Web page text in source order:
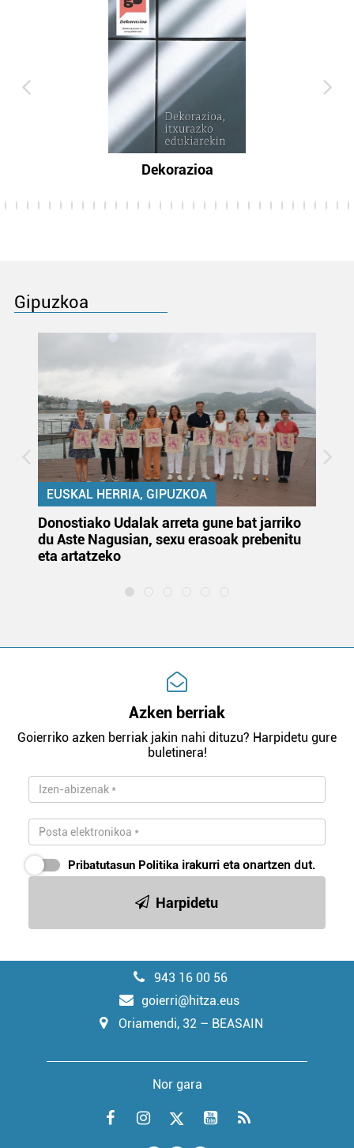
Dekorazioa
Gipuzkoa
EUSKAL HERRIA, GIPUZKOA
Donostiako Udalak arreta gune bat jarriko
du Aste Nagusian, sexu erasoak prebenitu
eta artatzeko
Azken berriak
Goierriko azken berriak jakin nahi dituzu? Harpidetu gure
buletinera!
Pribatutasun Politika irakurri eta onartzen dut.
Harpidetu
943 16 00 56
goierri@hitza.eus
Oriamendi, 32 – BEASAIN
Nor gara